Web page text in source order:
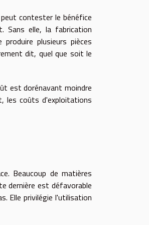
contester le bénéfice
Sans elle, la fabrication
plusieurs pièces
dit, quel que soit le
est dorénavant moindre
les coûts d'exploitations
Beaucoup de matières
dernière est défavorable
Elle privilégie l'utilisation